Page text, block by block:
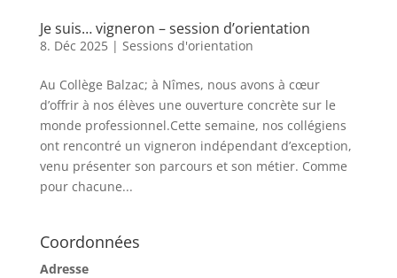
Je suis… vigneron – session d’orientation
8. Déc 2025| Sessions d'orientation
Au Collège Balzac; à Nîmes, nous avons à cœur
d’offrir à nos élèves une ouverture concrète sur le
monde professionnel.Cette semaine, nos collégiens
ont rencontré un vigneron indépendant d’exception,
venu présenter son parcours et son métier. Comme
pour chacune...
Coordonnées
Adresse